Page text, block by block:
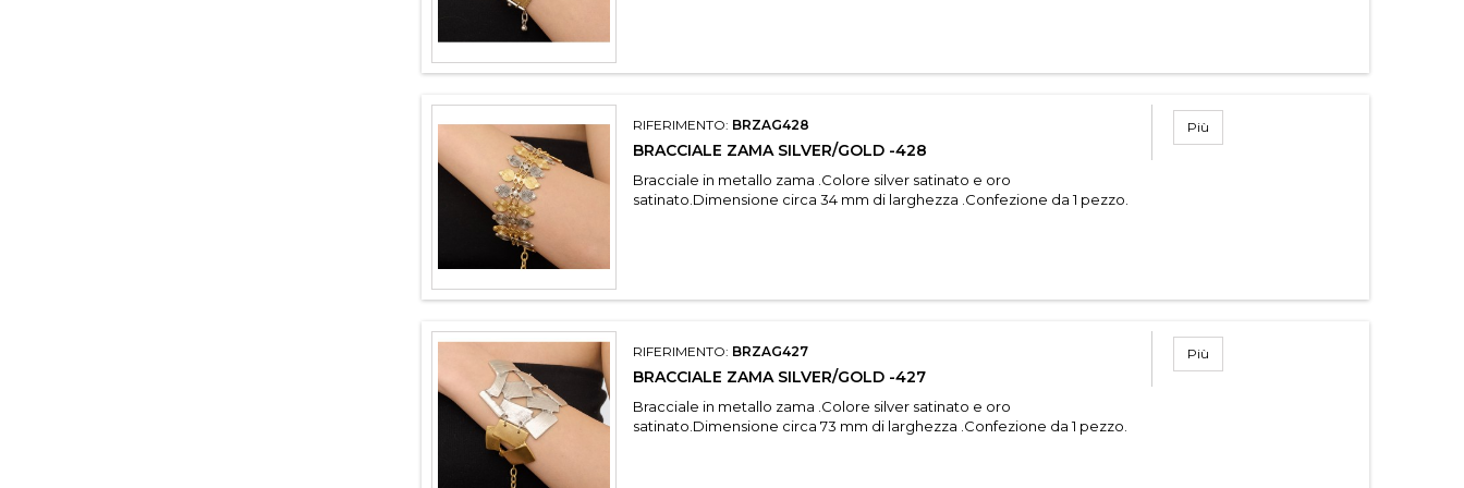
RIFERIMENTO: BRZAG428
BRACCIALE ZAMA SILVER/GOLD -428
Bracciale in metallo zama .Colore silver satinato e oro
satinato.Dimensione circa 34 mm di larghezza .Confezione da 1 pezzo.
Più
RIFERIMENTO: BRZAG427
BRACCIALE ZAMA SILVER/GOLD -427
Bracciale in metallo zama .Colore silver satinato e oro
satinato.Dimensione circa 73 mm di larghezza .Confezione da 1 pezzo.
Più